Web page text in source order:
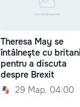
Theresa May se
întâlneşte cu
pentru a discuta
despre Brexit
29 Мар. 04:00